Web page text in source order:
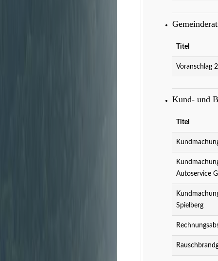
Titel
Voranschlag
Kund- und
Titel
Autoservice
Spielberg